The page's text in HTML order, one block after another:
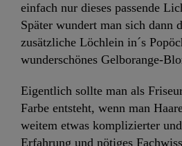
einfach nur dieses passende
Später wundert man sich dann
zusätzliche Löchlein in´s
wunderschönes Gelborange-
Eigentlich sollte man als
Farbe entsteht, wenn man
weitem etwas komplizierter
Erfahrung und nötiges